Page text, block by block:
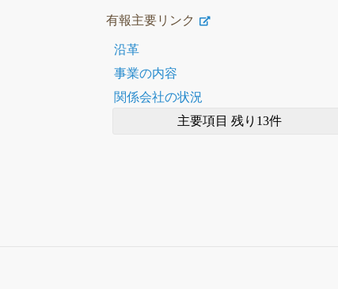
有報主要リンク
沿革
事業の内容
関係会社の状況
主要項目 残り13件